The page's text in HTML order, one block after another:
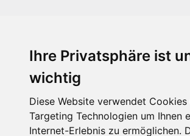
Ihre Privatsphäre ist
wichtig
Diese Website verwendet Cookies
Targeting Technologien um Ihnen
Internet-Erlebnis zu ermöglichen.
KIRCHE IN NOT - Österreich
kin@kircheinnot.at